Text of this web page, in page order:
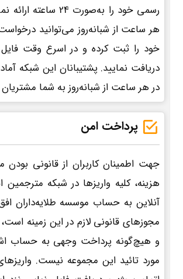
رسمی خود را به‌صورت 24
هر ساعت از شبانه‌روز می‌توانید
خود را ثبت کرده و در اسرع وقت فایل
دریافت نمایید. پشتیبانان این شبکه
در هر ساعت از شبانه‌روز به شما
پرداخت امن
جهت اطمینان کاربران از قانونی بودن
هزینه، کلیه واریزها در شبکه
آنلاین به حساب موسسه طلایه‌داران
مجوزهای قانونی لازم در این زمینه
و هیچ‌گونه پرداخت وجهی به حساب
مورد تائید این مجموعه نیست.